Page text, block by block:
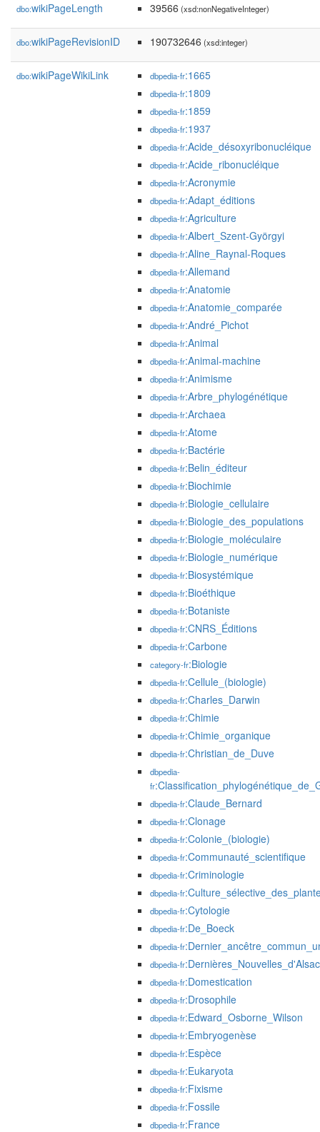
dbo:wikiPageLength 39566 (xsd:nonNegativeInteger)
dbo:wikiPageRevisionID 190732646 (xsd:integer)
dbo:wikiPageWikiLink dbpedia-fr:1665
dbpedia-fr:1809
dbpedia-fr:1859
dbpedia-fr:1937
dbpedia-fr:Acide_désoxyribonucléique
dbpedia-fr:Acide_ribonucléique
dbpedia-fr:Acronymie
dbpedia-fr:Adapt_éditions
dbpedia-fr:Agriculture
dbpedia-fr:Albert_Szent-Györgyi
dbpedia-fr:Aline_Raynal-Roques
dbpedia-fr:Allemand
dbpedia-fr:Anatomie
dbpedia-fr:Anatomie_comparée
dbpedia-fr:André_Pichot
dbpedia-fr:Animal
dbpedia-fr:Animal-machine
dbpedia-fr:Animisme
dbpedia-fr:Arbre_phylogénétique
dbpedia-fr:Archaea
dbpedia-fr:Atome
dbpedia-fr:Bactérie
dbpedia-fr:Belin_éditeur
dbpedia-fr:Biochimie
dbpedia-fr:Biologie_cellulaire
dbpedia-fr:Biologie_des_populations
dbpedia-fr:Biologie_moléculaire
dbpedia-fr:Biologie_numérique
dbpedia-fr:Biosystémique
dbpedia-fr:Bioéthique
dbpedia-fr:Botaniste
dbpedia-fr:CNRS_Éditions
dbpedia-fr:Carbone
category-fr:Biologie
dbpedia-fr:Cellule_(biologie)
dbpedia-fr:Charles_Darwin
dbpedia-fr:Chimie
dbpedia-fr:Chimie_organique
dbpedia-fr:Christian_de_Duve
dbpedia-
fr
dbpedia-fr:Claude_Bernard
dbpedia-fr:Clonage
dbpedia-fr:Colonie_(biologie)
dbpedia-fr:Communauté_scientifique
dbpedia-fr:Criminologie
dbpedia-fr
dbpedia-fr:Cytologie
dbpedia-fr:De_Boeck
dbpedia-fr
dbpedia-fr
dbpedia-fr:Domestication
dbpedia-fr:Drosophile
dbpedia-fr:Edward_Osborne_Wilson
dbpedia-fr:Embryogenèse
dbpedia-fr:Espèce
dbpedia-fr:Eukaryota
dbpedia-fr:Fixisme
dbpedia-fr:Fossile
dbpedia-fr:France